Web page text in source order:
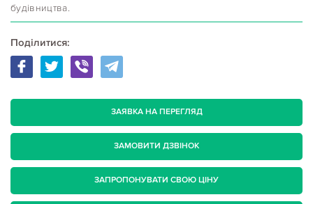
будівництва.
Поділитися:
ЗАЯВКА НА ПЕРЕГЛЯД
ЗАМОВИТИ ДЗВІНОК
ЗАПРОПОНУВАТИ СВОЮ ЦІНУ